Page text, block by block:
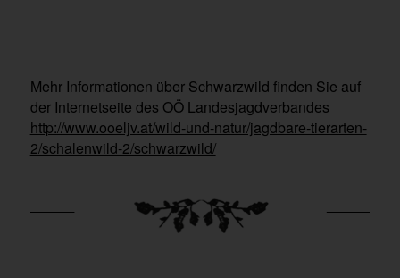
Mehr Informationen über Schwarzwild finden Sie auf
der Internetseite des OÖ Landesjagdverbandes
http://www.ooeljv.at/wild-und-natur/jagdbare-tierarten-
2/schalenwild-2/schwarzwild/